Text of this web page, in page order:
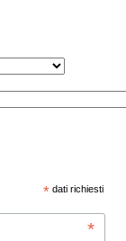
* dati richiesti
*